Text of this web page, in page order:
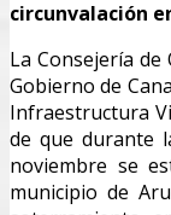
circunvalación
La Consejería de
Gobierno de
Infraestructura
de que durante
noviembre se
municipio de